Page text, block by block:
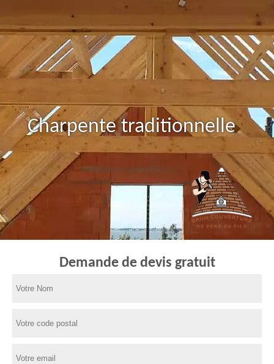
Charpente traditionnelle
Demande de devis gratuit